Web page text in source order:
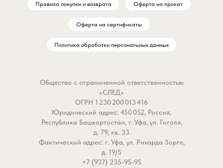
Правила покупки и возврата Оферта на прокат
Оферта на сертификаты
Политика обработки персональных данных
Общество с ограниченной ответственностью
«СЛЕД»
ОГРН 1 230 200 013 416
Юридический адрес: 450 052, Россия,
Республика Башкортостан, г. Уфа, ул. Гоголя,
д. 79, кв. 33
Фактический адрес: г. Уфа, ул. Рихарда Зорге,
д. 19/5
+7 (937) 235-95-95